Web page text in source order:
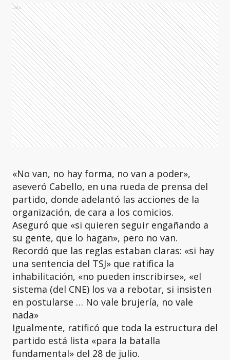
Ads
«No van, no hay forma, no van a poder»,
aseveró Cabello, en una rueda de prensa del
partido, donde adelantó las acciones de la
organización, de cara a los comicios.
Aseguró que «si quieren seguir engañando a
su gente, que lo hagan», pero no van.
Recordó que las reglas estaban claras: «si hay
una sentencia del TSJ» que ratifica la
inhabilitación, «no pueden inscribirse», «el
sistema (del CNE) los va a rebotar, si insisten
en postularse … No vale brujería, no vale
nada»
Igualmente, ratificó que toda la estructura del
partido está lista «para la batalla
fundamental» del 28 de julio.